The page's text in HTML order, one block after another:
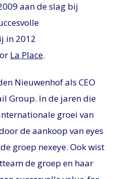
aan de slag bij
in 2012
La Place.
Nieuwenhof als CEO
Group. In de jaren die
groei van
de aankoop van eyes
groep nexeye. Ook wist
de groep en haar